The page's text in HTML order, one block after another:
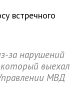
встречного
за нарушений
выехал
МВД